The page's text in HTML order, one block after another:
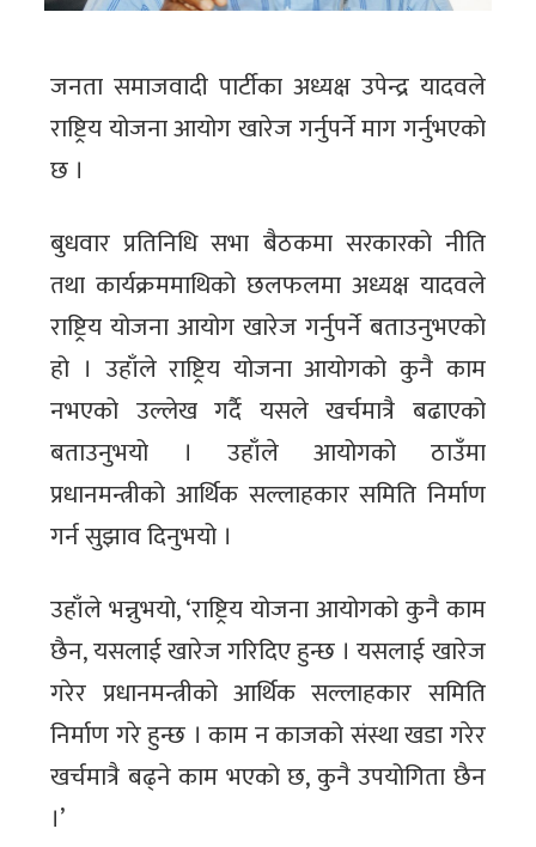
जनता समाजवादी पार्टीका अध्यक्ष उपेन्द्र यादवले
राष्ट्रिय योजना आयोग खारेज गर्नुपर्ने माग गर्नुभएकाे
छ ।
बुधवार प्रतिनिधि सभा बैठकमा सरकारको नीति
तथा कार्यक्रममाथिको छलफलमा अध्यक्ष यादवले
राष्ट्रिय योजना आयोग खारेज गर्नुपर्ने बताउनुभएकाे
हो । उहाँले राष्ट्रिय योजना आयोगको कुनै काम
नभएको उल्लेख गर्दै यसले खर्चमात्रै बढाएको
बताउनुभयो । उहाँले आयोगको ठाउँमा
प्रधानमन्त्रीको आर्थिक सल्लाहकार समिति निर्माण
गर्न सुझाव दिनुभयो ।
उहाँले भन्नुभयो, ‘राष्ट्रिय योजना आयोगको कुनै काम
छैन, यसलाई खारेज गरिदिए हुन्छ । यसलाई खारेज
गरेर प्रधानमन्त्रीको आर्थिक सल्लाहकार समिति
निर्माण गरे हुन्छ । काम न काजको संस्था खडा गरेर
खर्चमात्रै बढ्ने काम भएको छ, कुनै उपयोगिता छैन
।’